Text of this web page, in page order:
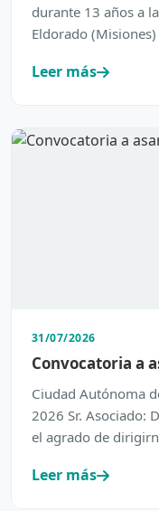
durante 13 años a
Eldorado
Leer más
31/07/2026
Convocatoria a
Ciudad Autónoma
2026 Sr. Asociado:
el agrado de
Leer más